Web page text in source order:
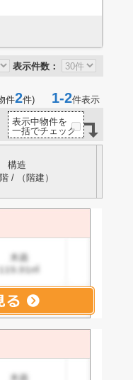
表示件数：
件2件) 1-2件表示
表示中物件を
一括でチェック
構造
/ （階建）